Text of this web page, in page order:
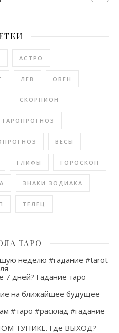
АСТРО
ЛЕВ ОВЕН
СКОРПИОН
ТАРОПРОГНОЗ
ВЕСЫ
ГЛИФЫ ГОРОСКОП
ЗНАКИ ЗОДИАКА
ТЕЛЕЦ
ТАРО
неделю #гадание #tarot
7 дней? Гадание таро
на ближайшее будущее
#таро #расклад #гадание
ТУПИКЕ. Где ВЫХОД?